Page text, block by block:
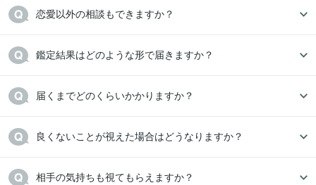
恋愛以外の相談もできますか？
鑑定結果はどのような形で届きますか？
届くまでどのくらいかかりますか？
良くないことが視えた場合はどうなりますか？
相手の気持ちも視てもらえますか？